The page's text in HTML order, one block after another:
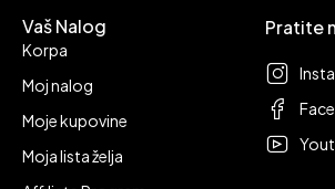
Vaš Nalog
Korpa
Moj nalog
Moje kupovine
Moja lista želja
Pratite